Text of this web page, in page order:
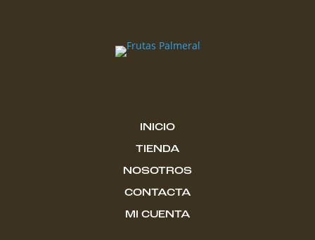
INICIO
TIENDA
NOSOTROS
CONTACTA
MI CUENTA